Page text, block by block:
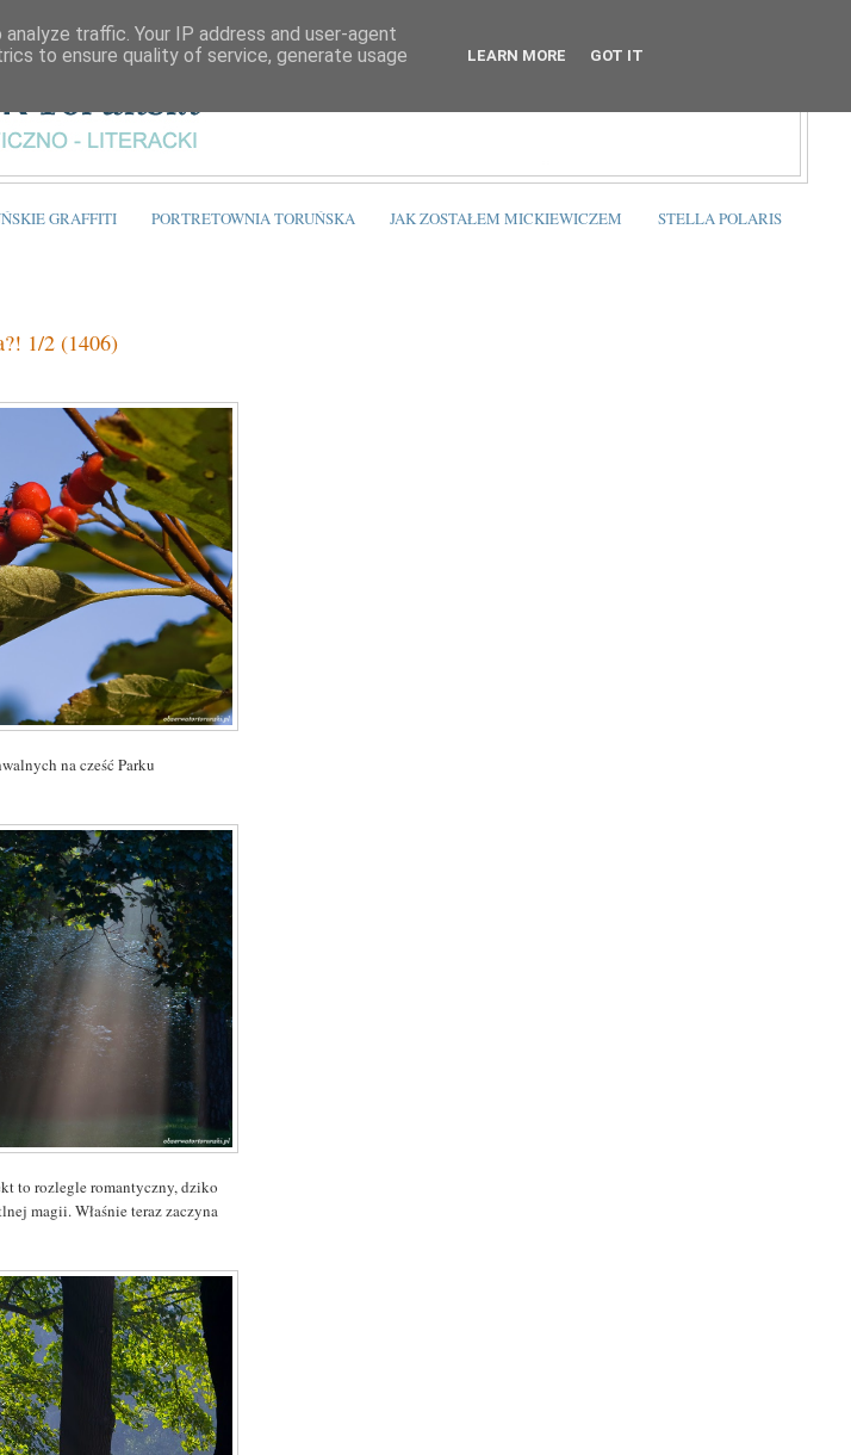
GRAFFITI PORTRETOWNIA TORUŃSKA JAK ZOSTAŁEM MICKIEWICZEM STELLA POLARIS
1/2 (1406)
na cześć Parku
to rozlegle romantyczny, dziko
magii. Właśnie teraz zaczyna
traffic. Your IP address and user-agent
to ensure quality of service, generate usage
LEARN MORE GOT IT